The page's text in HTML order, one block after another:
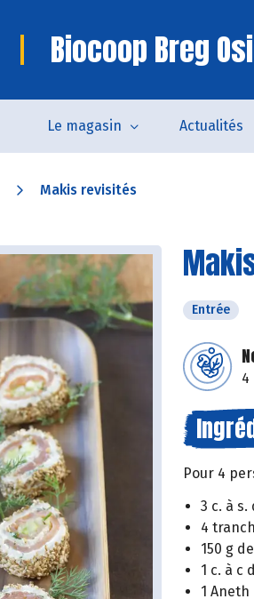
Biocoop Breg
Le magasin Actualités
Makis revisités
Entrée
4
Pour 4
3 c. à
4
150 g
1 c. à c
1 Aneth